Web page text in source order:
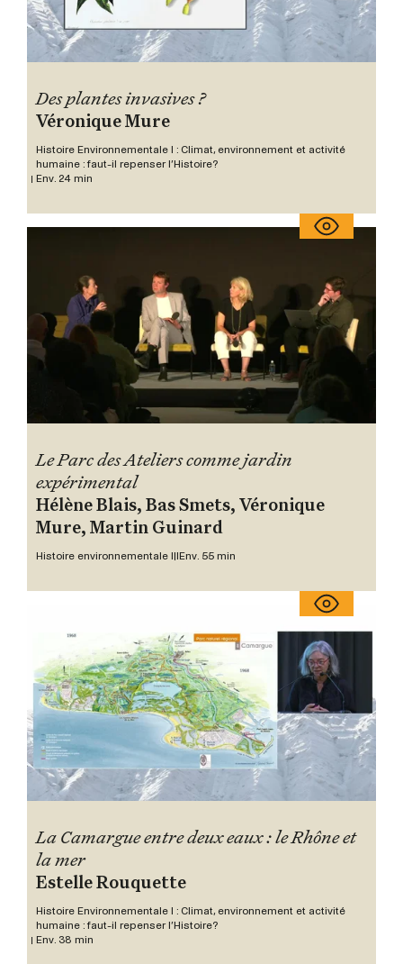
Des plantes invasives ?
Véronique Mure
Histoire Environnementale I : Climat, environnement et activité
humaine : faut-il repenser l’Histoire?
Env. 24 min
Le Parc des Ateliers comme jardin
expérimental
Hélène Blais, Bas Smets, Véronique
Mure, Martin Guinard
Histoire environnementale IIIEnv. 55 min
La Camargue entre deux eaux : le Rhône et
la mer
Estelle Rouquette
Histoire Environnementale I : Climat, environnement et activité
humaine : faut-il repenser l’Histoire?
Env. 38 min